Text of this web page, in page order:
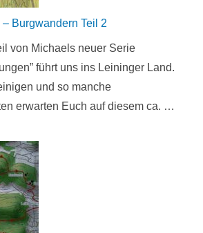
Burgwandern Teil 2
von Michaels neuer Serie
führt uns ins Leininger Land.
und so manche
erwarten Euch auf diesem ca. …